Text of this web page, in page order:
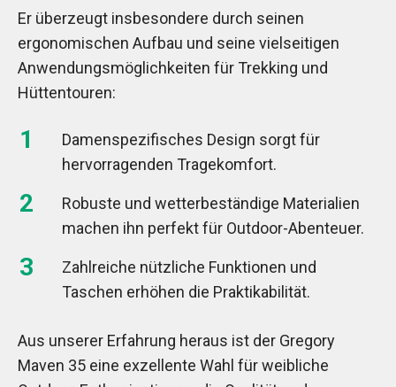
Er überzeugt insbesondere durch seinen
ergonomischen Aufbau und seine vielseitigen
Anwendungsmöglichkeiten für Trekking und
Hüttentouren:
Damenspezifisches Design sorgt für
hervorragenden Tragekomfort.
Robuste und wetterbeständige Materialien
machen ihn perfekt für Outdoor-Abenteuer.
Zahlreiche nützliche Funktionen und
Taschen erhöhen die Praktikabilität.
Aus unserer Erfahrung heraus ist der Gregory
Maven 35 eine exzellente Wahl für weibliche